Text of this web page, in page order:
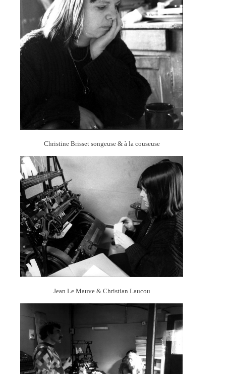
Christine Brisset songeuse & à la couseuse
Jean Le Mauve & Christian Laucou